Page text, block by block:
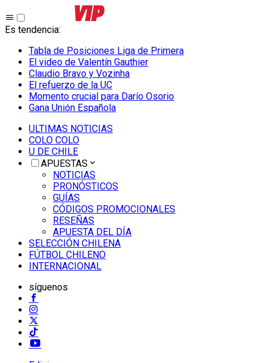
Es tendencia:
Tabla de Posiciones Liga de Primera
El video de Valentín Gauthier
Claudio Bravo y Vozinha
El refuerzo de la UC
Momento crucial para Darío Osorio
Gana Unión Española
ULTIMAS NOTICIAS
COLO COLO
U DE CHILE
APUESTAS
NOTICIAS
PRONÓSTICOS
GUÍAS
CÓDIGOS PROMOCIONALES
RESEÑAS
APUESTA DEL DÍA
SELECCIÓN CHILENA
FÚTBOL CHILENO
INTERNACIONAL
síguenos